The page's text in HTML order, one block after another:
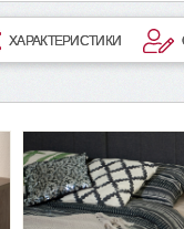
ХАРАКТЕРИСТИКИ